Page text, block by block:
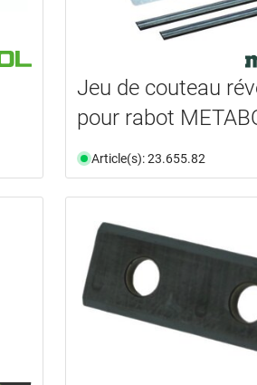
Jeu de couteau
pour rabot
Article(s): 23.655.82